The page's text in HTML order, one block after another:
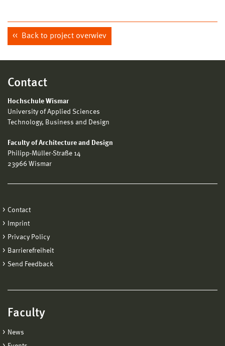
Back to project overwiev
Contact
Hochschule Wismar
University of Applied Sciences
Technology, Business and Design
Faculty of Architecture and Design
Philipp-Müller-Straße 14
23966 Wismar
Contact
Imprint
Privacy Policy
Barrierefreiheit
Send Feedback
Faculty
News